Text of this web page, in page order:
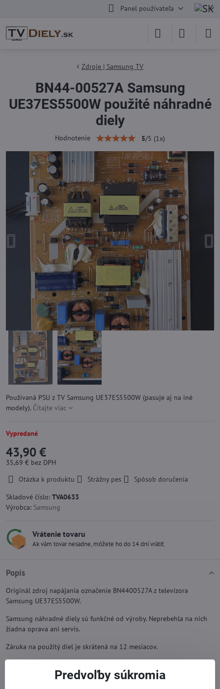
Panel používateľa
Zdroje | Samsung TV
BN44-00527A Samsung
UE37ES5500W použité náhradné
diely
Hodnotenie 5/5 (1 x)
Používaná PSU z TV Samsung UE37ES5500W (pasuje aj na iné
modely). Čítajte viac
Vypredané
43,90 €
35,69 € bez DPH
Otázka k produktu
Strážny pes
Spôsob doručenia
Skladové číslo: TVA0633
Výrobca: Samsung
Vrátenie tovaru
Ak vám tovar nesadne, môžete ho do 14 dní vrátiť.
Popis
Originál zdroj napájania označenie BN4400527A z televízora
Samsung UE37ES5500W.
Samsung náhradné diely sú funkčné od výroby. Neprebehla na nich
žiadna oprava ani servis.
Záruka na použitý diel je skrátená na 12 mesiacov.
odporúčame poriadne skontrolovať akékoľvek rozdiely s Vašou
Predvoľby súkromia